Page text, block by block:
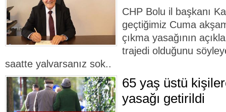
CHP Bolu il başkanı
geçtiğimiz Cuma
çıkma yasağının
trajedi olduğunu
saatte yalvarsanız sok..
65 yaş üstü
yasağı getirildi